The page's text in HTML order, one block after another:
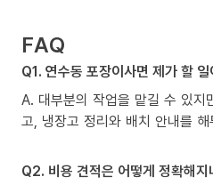
FAQ
Q1. 연수동 포장이사면 제가 할
A. 대부분의 작업을 맡길 수 있지
고, 냉장고 정리와 배치 안내를
Q2. 비용 견적은 어떻게 정확해지